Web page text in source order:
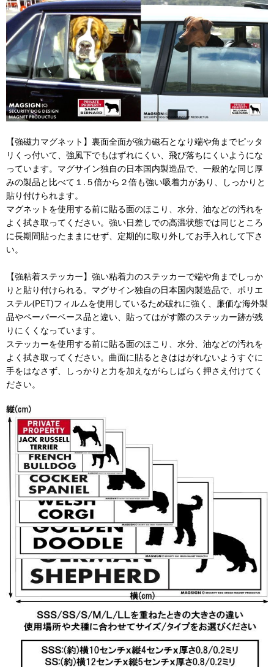
【強磁力マグネット】裏面全面が強力磁石となり端や角までピッタ
リくっ付いて、強風下でもはずれにくい、飛び落ちにくいようにな
っています。マグサイン独自の日本国内製造品で、一般的な同じ厚
みの製品と比べて１.５倍から２倍も強い吸着力があり、しっかりと
貼り付けられます。
マグネットを使用する前に貼る面のほこり、水分、油などの汚れを
よく拭き取ってください。強い日差しでの高温状態では同じところ
に長期間貼ったままにせず、定期的に取り外してお手入れして下さ
い。
【強粘着ステッカー】強い粘着力のステッカーで端や角までしっか
りと貼り付けられる。マグサイン独自の日本国内製造品で、ポリエ
ステル(PET)フィルムを使用しているため破れに強く、廉価な海外製
品やペーパーベース品と違い、貼ってはがす際のステッカー跡が残
りにくくなっています。
ステッカーを使用する前に貼る面のほこり、水分、油などの汚れを
よく拭き取ってください。曲面に貼るときははがれないようすぐに
手をはなさず、しっかりと力を加えながらしばらく押さえ付けてく
ださい。